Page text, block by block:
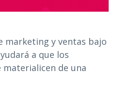
marketing y ventas bajo
a que los
materialicen de una